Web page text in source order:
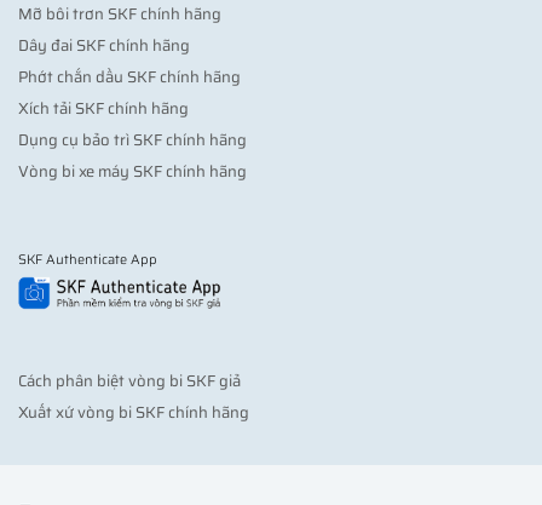
Mỡ bôi trơn SKF chính hãng
Dây đai SKF chính hãng
Phớt chắn dầu SKF chính hãng
Xích tải SKF chính hãng
Dụng cụ bảo trì SKF chính hãng
Vòng bi xe máy SKF chính hãng
SKF Authenticate App
Cách phân biệt vòng bi SKF giả
Xuất xứ vòng bi SKF chính hãng